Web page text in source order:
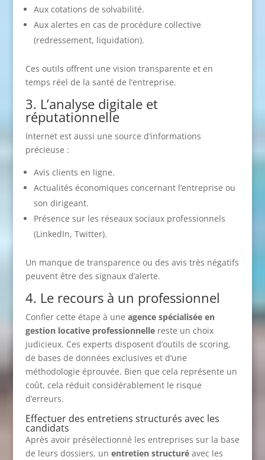
Aux cotations de solvabilité.
Aux alertes en cas de procédure collective
(redressement, liquidation).
Ces outils offrent une vision transparente et en
temps réel de la santé de l’entreprise.
3. L’analyse digitale et
réputationnelle
Internet est aussi une source d’informations
précieuse :
Avis clients en ligne.
Actualités économiques concernant l’entreprise ou
son dirigeant.
Présence sur les réseaux sociaux professionnels
(LinkedIn, Twitter).
Un manque de transparence ou des avis très négatifs
peuvent être des signaux d’alerte.
4. Le recours à un professionnel
Confier cette étape à une agence spécialisée en
gestion locative professionnellereste un choix
judicieux. Ces experts disposent d’outils de scoring,
de bases de données exclusives et d’une
méthodologie éprouvée. Bien que cela représente un
coût, cela réduit considérablement le risque
d’erreurs.
Effectuer des entretiens structurés avec les
candidats
Après avoir présélectionné les entreprises sur la base
de leurs dossiers, un entretien structuréavec les